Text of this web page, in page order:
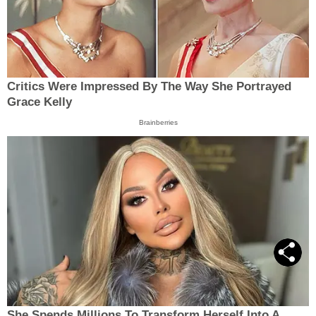
Critics Were Impressed By The Way She Portrayed
Grace Kelly
Brainberries